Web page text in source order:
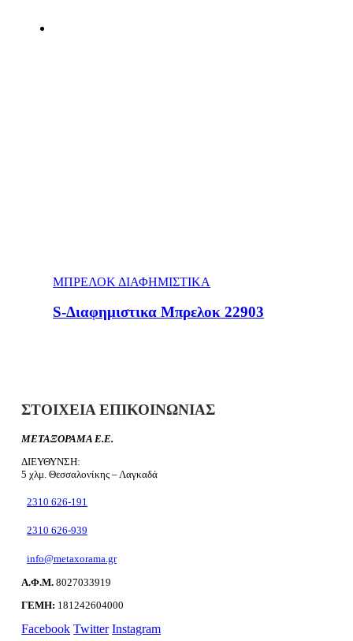
ΜΠΡΕΛΟΚ ΔΙΑΦΗΜΙΣΤΙΚΑ
S-Διαφημιστικα Μπρελοκ 22903
ΣΤΟΙΧΕΙΑ ΕΠΙΚΟΙΝΩΝΙΑΣ
ΜΕΤΑΞΟΡΑΜΑ Ε.Ε.
ΔΙΕΥΘΥΝΣΗ:
5 χλμ. Θεσσαλονίκης – Λαγκαδά
2310 626-191
2310 626-939
info@metaxorama.gr
Α.Φ.Μ. 8027033919
ΓΕΜΗ: 181242604000
Facebook Twitter Instagram